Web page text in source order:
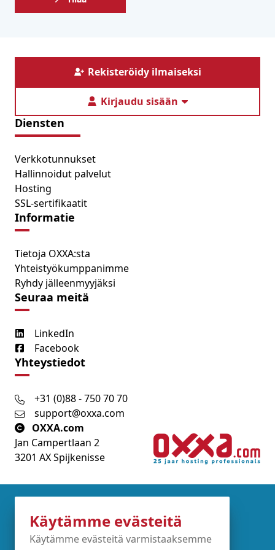
Käytämme evästeitä
Käytämme evästeitä varmistaaksemme
Rekisteröidy ilmaiseksi
Kirjaudu sisään
Diensten
Verkkotunnukset
Hallinnoidut palvelut
Hosting
SSL-sertifikaatit
Informatie
Tietoja OXXA:sta
Yhteistyökumppanimme
Ryhdy jälleenmyyjäksi
Seuraa meitä
LinkedIn
Facebook
Yhteystiedot
+31 (0)88 - 750 70 70
support@oxxa.com
OXXA.com
Jan Campertlaan 2
3201 AX Spijkenisse